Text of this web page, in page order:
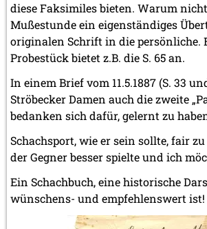
diese Faksimiles bieten. Warum
Mußestunde ein eigenständiges
originalen Schrift in die persönliche.
Probestück bietet z.B. die S. 65 an.
In einem Brief vom 11.5.1887 (S. 33
Ströbecker Damen auch die zweite
bedanken sich dafür, gelernt zu
Schachsport, wie er sein sollte, fair
der Gegner besser spielte und ich
Ein Schachbuch, eine historische
wünschens- und empfehlenswert ist!